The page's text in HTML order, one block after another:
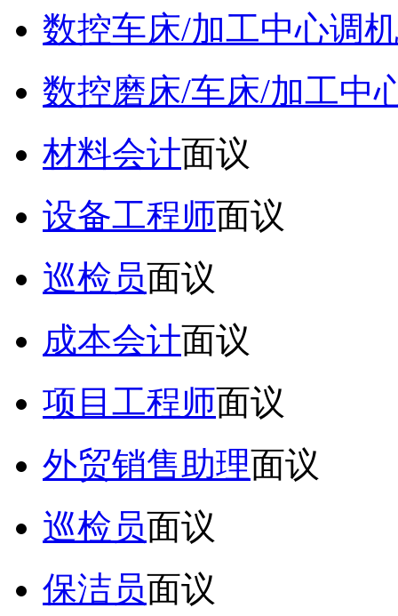
数控车床/加工中心调
数控磨床/车床/加工中
材料会计面议
设备工程师面议
巡检员面议
成本会计面议
项目工程师面议
外贸销售助理面议
巡检员面议
保洁员面议